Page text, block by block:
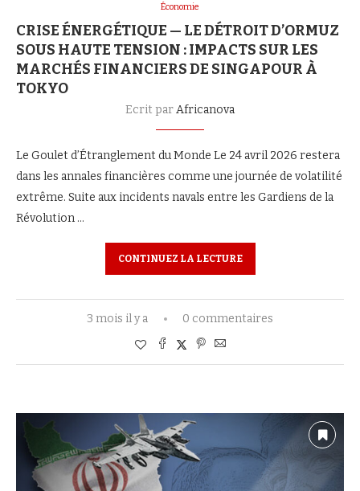
Économie
CRISE ÉNERGÉTIQUE — LE DÉTROIT D’ORMUZ
SOUS HAUTE TENSION : IMPACTS SUR LES
MARCHÉS FINANCIERS DE SINGAPOUR À
TOKYO
Ecrit parAfricanova
Le Goulet d’Étranglement du Monde Le 24 avril 2026 restera
dans les annales financières comme une journée de volatilité
extrême. Suite aux incidents navals entre les Gardiens de la
Révolution …
CONTINUEZ LA LECTURE
3 mois il y a 0 commentaires